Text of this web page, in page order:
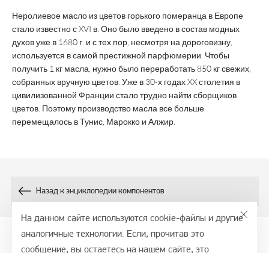
Неролиевое масло из цветов горького померанца в Европе
стало известно с XVI в. Оно было введено в состав модных
духов уже в 1680 г. и с тех пор, несмотря на дороговизну,
используется в самой престижной парфюмерии. Чтобы
получить 1 кг масла, нужно было переработать 850 кг свежих,
собранных вручную цветов. Уже в 30-х годах XX столетия в
цивилизованной Франции стало трудно найти сборщиков
цветов. Поэтому производство масла все больше
перемещалось в Тунис, Марокко и Алжир.
Назад к энциклопедии компонентов
На данном сайте используются cookie-файлы и другие
аналогичные технологии. Если, прочитав это
сообщение, вы остаетесь на нашем сайте, это